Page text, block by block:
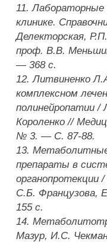
11.
клинике.
Делекторская,
проф. В.В.
— 368 с.
12. Литвиненко
комплексном
полинейропатии /
Короленко //
№ 3. — С. 87-88.
13.
препараты в
органопротекции
С.Б. Французова,
155 с.
14.
Мазур, И.С.